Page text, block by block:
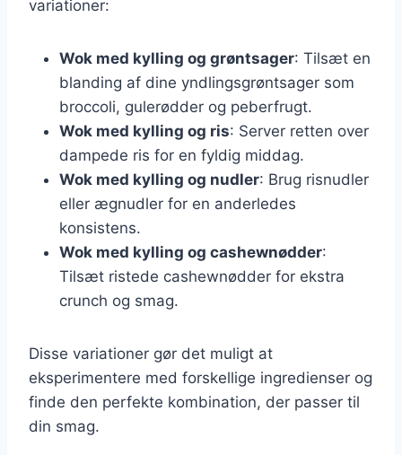
variationer:
Wok med kylling og grøntsager: Tilsæt en
blanding af dine yndlingsgrøntsager som
broccoli, gulerødder og peberfrugt.
Wok med kylling og ris: Server retten over
dampede ris for en fyldig middag.
Wok med kylling og nudler: Brug risnudler
eller ægnudler for en anderledes
konsistens.
Wok med kylling og cashewnødder:
Tilsæt ristede cashewnødder for ekstra
crunch og smag.
Disse variationer gør det muligt at
eksperimentere med forskellige ingredienser og
finde den perfekte kombination, der passer til
din smag.